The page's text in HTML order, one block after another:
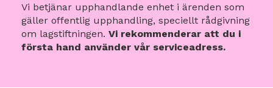
Vi betjänar upphandlande enhet i ärenden som
gäller offentlig upphandling, speciellt rådgivning
om lagstiftningen. Vi rekommenderar att du i
första hand använder vår serviceadress.